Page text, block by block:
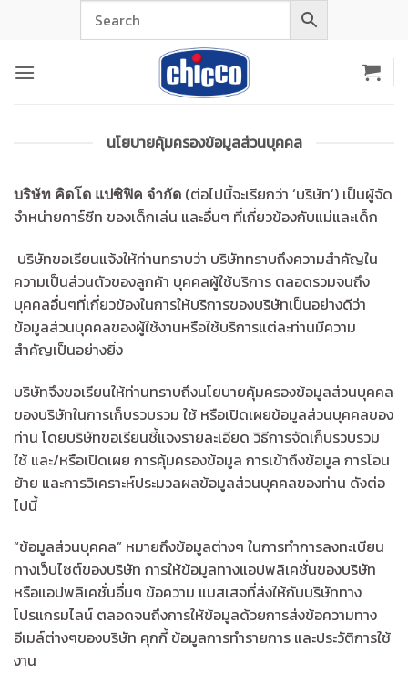
นโยบายคุ้มครองข้อมูลส่วนบุคคล
บริษัท คิดโด แปซิฟิค จำกัด (ต่อไปนี้จะเรียกว่า ‘บริษัท’) เป็นผู้จัด
จำหน่ายคาร์ซีท ของเด็กเล่น และอื่นๆ ที่เกี่ยวข้องกับแม่และเด็ก
บริษัทขอเรียนแจ้งให้ท่านทราบว่า บริษัททราบถึงความสำคัญใน
ความเป็นส่วนตัวของลูกค้า บุคคลผู้ใช้บริการ ตลอดรวมจนถึง
บุคคลอื่นๆที่เกี่ยวข้องในการให้บริการของบริษัทเป็นอย่างดีว่า
ข้อมูลส่วนบุคคลของผู้ใช้งานหรือใช้บริการแต่ละท่านมีความ
สำคัญเป็นอย่างยิ่ง
บริษัทจึงขอเรียนให้ท่านทราบถึงนโยบายคุ้มครองข้อมูลส่วนบุคคล
ของบริษัทในการเก็บรวบรวม ใช้ หรือเปิดเผยข้อมูลส่วนบุคคลของ
ท่าน โดยบริษัทขอเรียนชี้แจงรายละเอียด วิธีการจัดเก็บรวบรวม
ใช้ และ/หรือเปิดเผย การคุ้มครองข้อมูล การเข้าถึงข้อมูล การโอน
ย้าย และการวิเคราะห์ประมวลผลข้อมูลส่วนบุคคลของท่าน ดังต่อ
ไปนี้
“ข้อมูลส่วนบุคคล” หมายถึงข้อมูลต่างๆ ในการทำการลงทะเบียน
ทางเว็บไซต์ของบริษัท การให้ข้อมูลทางแอปพลิเคชั่นของบริษัท
หรือแอปพลิเคชั่นอื่นๆ ข้อความ แมสเสจที่ส่งให้กับบริษัททาง
โปรแกรมไลน์ ตลอดจนถึงการให้ข้อมูลด้วยการส่งข้อความทาง
อีเมล์ต่างๆของบริษัท คุกกี้ ข้อมูลการทำรายการ และประวัติการใช้
งาน